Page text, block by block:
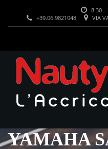
8.30 -
VIA
+39.06.9821048
YAMAHA